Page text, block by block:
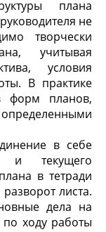
плана
не
творчески
учитывая
условия
В практике
форм планов,
в себе
и текущего
в тетради
листа.
дела на
ходу работы